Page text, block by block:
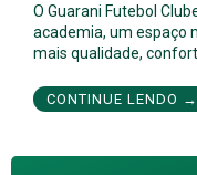
O Guarani Futebol
academia, um espaço
mais qualidade,
CONTINUE LENDO →